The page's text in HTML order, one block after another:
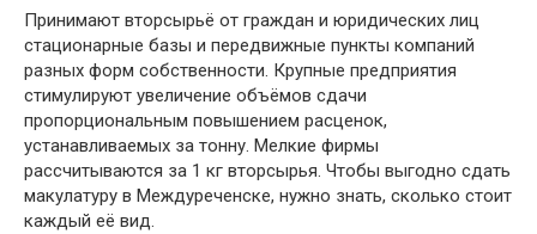
Принимают вторсырьё от граждан и юридических лиц
стационарные базы и передвижные пункты компаний
разных форм собственности. Крупные предприятия
стимулируют увеличение объёмов сдачи
пропорциональным повышением расценок,
устанавливаемых за тонну. Мелкие фирмы
рассчитываются за 1 кг вторсырья. Чтобы выгодно сдать
макулатуру в Междуреченске, нужно знать, сколько стоит
каждый её вид.